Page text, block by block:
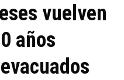
vuelven
años